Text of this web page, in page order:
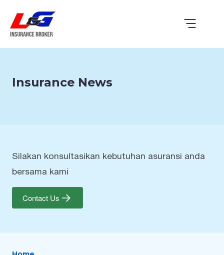
Insurance News
Silakan konsultasikan kebutuhan asuransi anda
bersama kami
Contact Us